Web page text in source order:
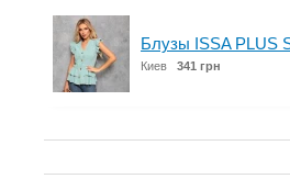
Блузы ISSA PLUS
Киев 341 грн